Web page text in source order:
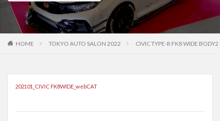
HOME TOKYO AUTO SALON 2022 CIVIC TYPE-R FK8 WIDE BODY2
202101_CIVIC FK8WIDE_webCAT